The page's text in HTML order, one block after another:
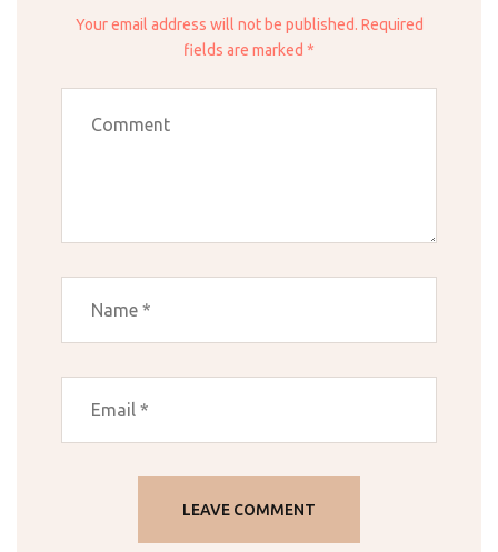
Your email address will not be published. Required
fields are marked *